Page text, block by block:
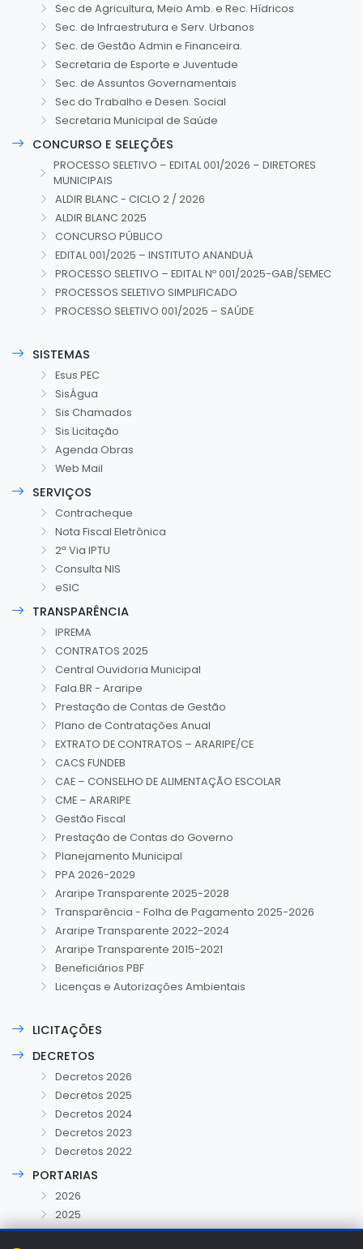
Sec de Agricultura, Meio Amb. e Rec. Hídricos
Sec. de Infraestrutura e Serv. Urbanos
Sec. de Gestão Admin e Financeira.
Secretaria de Esporte e Juventude
Sec. de Assuntos Governamentais
Sec do Trabalho e Desen. Social
Secretaria Municipal de Saúde
CONCURSO E SELEÇÕES
PROCESSO SELETIVO – EDITAL 001/2026 – DIRETORES
MUNICIPAIS
ALDIR BLANC - CICLO 2 / 2026
ALDIR BLANC 2025
CONCURSO PÚBLICO
EDITAL 001/2025 – INSTITUTO ANANDUÁ
PROCESSO SELETIVO – EDITAL Nº 001/2025-GAB/SEMEC
PROCESSOS SELETIVO SIMPLIFICADO
PROCESSO SELETIVO 001/2025 – SAÚDE
SISTEMAS
Esus PEC
SisÁgua
Sis Chamados
Sis Licitação
Agenda Obras
Web Mail
SERVIÇOS
Contracheque
Nota Fiscal Eletrônica
2ª Via IPTU
Consulta NIS
eSIC
TRANSPARÊNCIA
IPREMA
CONTRATOS 2025
Central Ouvidoria Municipal
Fala.BR - Araripe
Prestação de Contas de Gestão
Plano de Contratações Anual
EXTRATO DE CONTRATOS – ARARIPE/CE
CACS FUNDEB
CAE – CONSELHO DE ALIMENTAÇÃO ESCOLAR
CME – ARARIPE
Gestão Fiscal
Prestação de Contas do Governo
Planejamento Municipal
PPA 2026-2029
Araripe Transparente 2025-2028
Transparência - Folha de Pagamento 2025-2026
Araripe Transparente 2022-2024
Araripe Transparente 2015-2021
Beneficiários PBF
Licenças e Autorizações Ambientais
LICITAÇÕES
DECRETOS
Decretos 2026
Decretos 2025
Decretos 2024
Decretos 2023
Decretos 2022
PORTARIAS
2026
2025